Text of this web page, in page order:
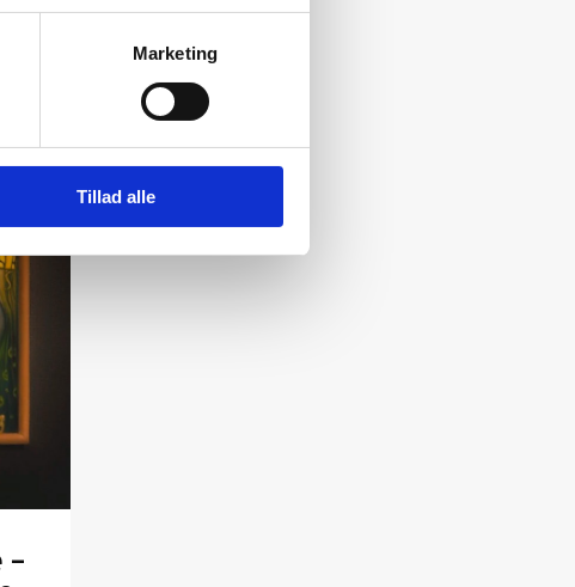
Marketing
Tillad alle